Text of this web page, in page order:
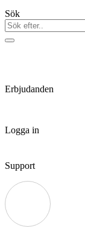
Sök
Erbjudanden
Logga in
Support